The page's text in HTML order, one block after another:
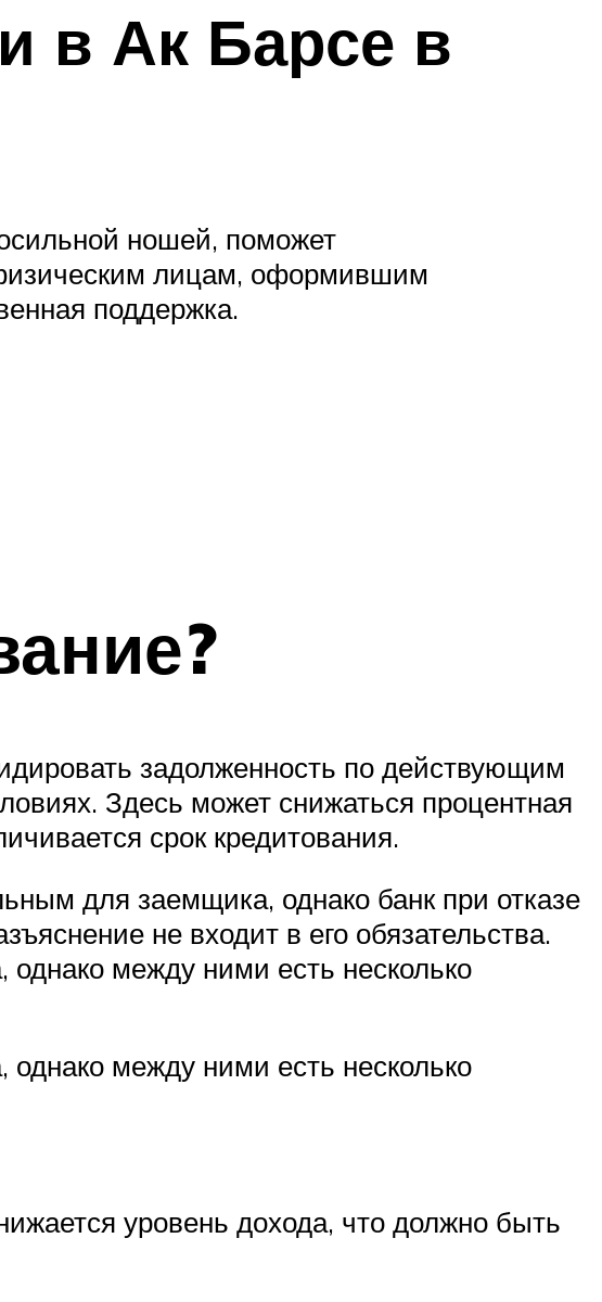
в Ак Барсе в
ношей, поможет
лицам, оформившим
поддержка.
задолженность по действующим
Здесь может снижаться процентная
срок кредитования.
для заемщика, однако банк при отказе
не входит в его обязательства.
между ними есть несколько
между ними есть несколько
уровень дохода, что должно быть